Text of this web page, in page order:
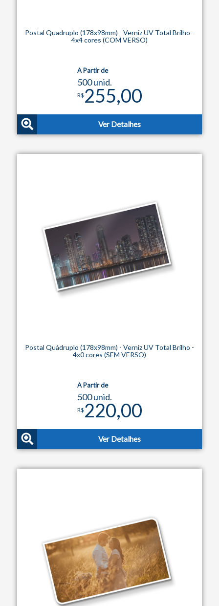
Postal Quadruplo (178x98mm) - Verniz UV Total Brilho -
4x4 cores (COM VERSO)
A Partir de
500 unid.
R$ 255,00
Ver Detalhes
Postal Quádruplo (178x98mm) - Verniz UV Total Brilho -
4x0 cores (SEM VERSO)
A Partir de
500 unid.
R$ 220,00
Ver Detalhes